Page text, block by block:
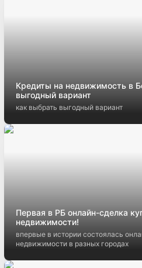
Кредиты на недвижимость в
выгодный вариант
как выбрать выгодный вариант
Первая в РБ онлайн-сделка
недвижимости!
впервые в истории состоялась
недвижимости в разных городах